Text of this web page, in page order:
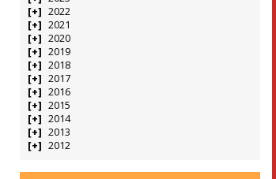
2022
2021
2020
2019
2018
2017
2016
2015
2014
2013
2012